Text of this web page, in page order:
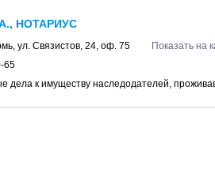
НОТАРИУС
, ул. Связистов, 24, оф. 75
Показать на
65
дела к имуществу наследодателей,